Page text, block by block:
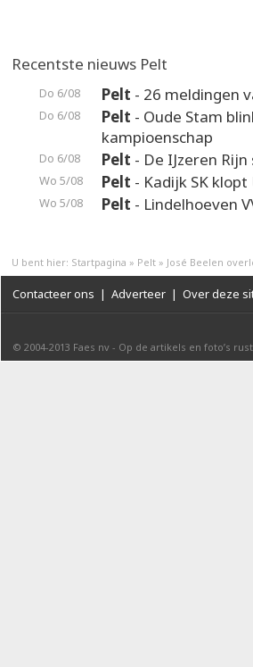
Recentste nieuws Pelt
Do 6/08 Pelt - 26 meldingen
Do 6/08 Pelt - Oude Stam
kampioenschap
Do 6/08 Pelt - De IJzeren
Wo 5/08 Pelt - Kadijk SK
Wo 5/08 Pelt - Lindelhoeven
U bent hier: Startpagina » Pelt » José Beelen
Contacteer ons | Adverteer | Over deze
© 2004-2013 Faes nv - Op de artikels en foto’s